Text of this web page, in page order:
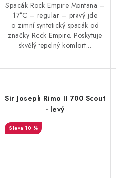
Spacák Rock Empire Montana –
17°C – regular – pravý jde
o zimní syntetický spacák od
značky Rock Empire. Poskytuje
skvělý tepelný komfort...
Sir Joseph Rimo II 700 Scout
- levý
10 %